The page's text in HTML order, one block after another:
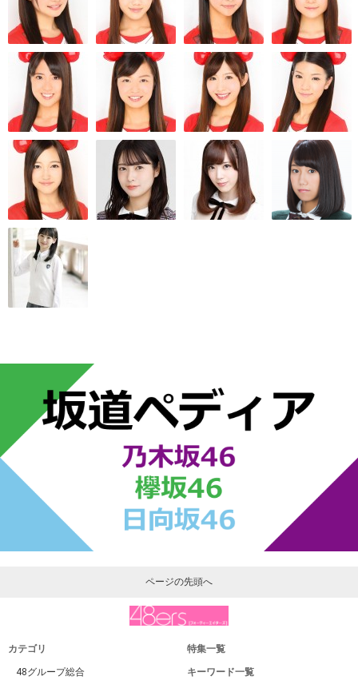
ページの先頭へ
カテゴリ
48グループ総合
特集一覧
キーワード一覧